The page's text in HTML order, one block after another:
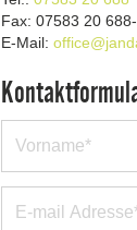
Fax: 07583 20
E-Mail: